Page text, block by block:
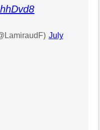
July